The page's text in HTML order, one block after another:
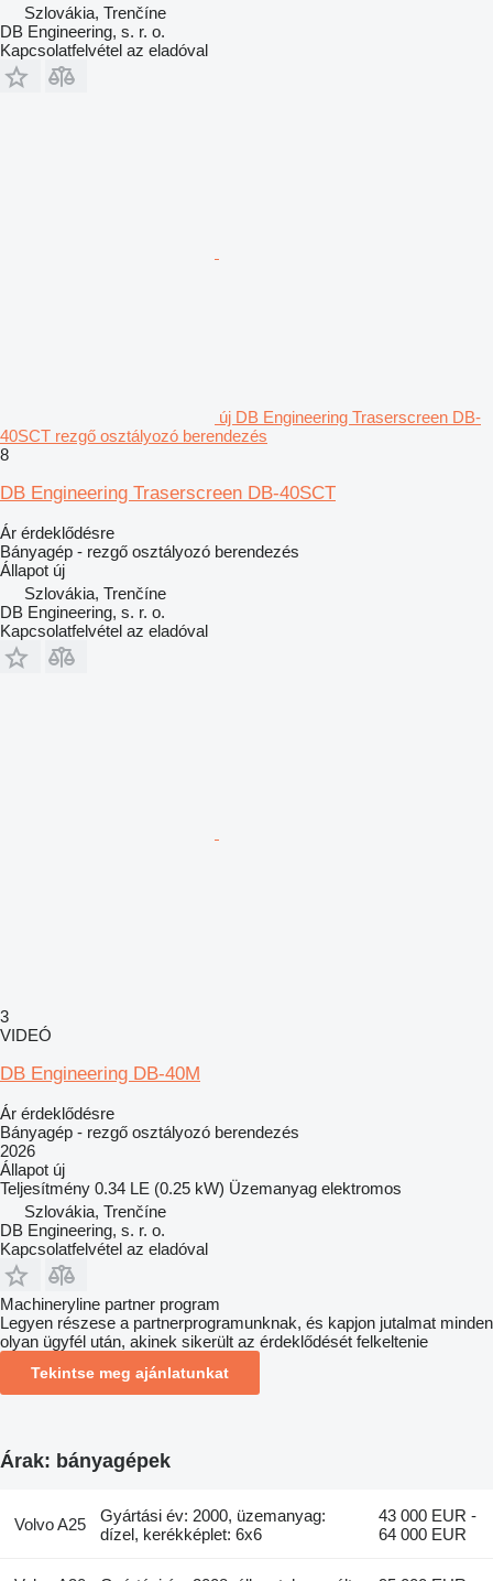
Szlovákia, Trenčíne
DB Engineering, s. r. o.
Kapcsolatfelvétel az eladóval
új DB Engineering Traserscreen DB-
40SCT rezgő osztályozó berendezés
8
DB Engineering Traserscreen DB-40SCT
Ár érdeklődésre
Bányagép - rezgő osztályozó berendezés
Állapot új
Szlovákia, Trenčíne
DB Engineering, s. r. o.
Kapcsolatfelvétel az eladóval
3
VIDEÓ
DB Engineering DB-40M
Ár érdeklődésre
Bányagép - rezgő osztályozó berendezés
2026
Állapot új
Teljesítmény 0.34 LE (0.25 kW) Üzemanyag elektromos
Szlovákia, Trenčíne
DB Engineering, s. r. o.
Kapcsolatfelvétel az eladóval
Machineryline partner program
Legyen részese a partnerprogramunknak, és kapjon jutalmat minden
olyan ügyfél után, akinek sikerült az érdeklődését felkeltenie
Tekintse meg ajánlatunkat
Árak: bányagépek
Volvo A25
Gyártási év: 2000, üzemanyag:
dízel, kerékképlet: 6x6
43 000 EUR -
64 000 EUR